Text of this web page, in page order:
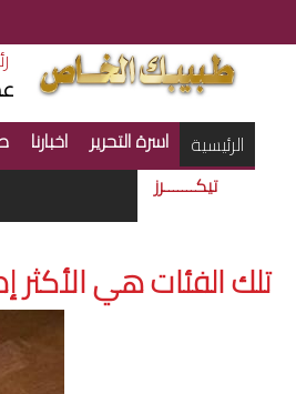
الرئيسية اسرة التحرير اخبارنا
تيكـــــــرز
تلك الفئات هي الأكثر